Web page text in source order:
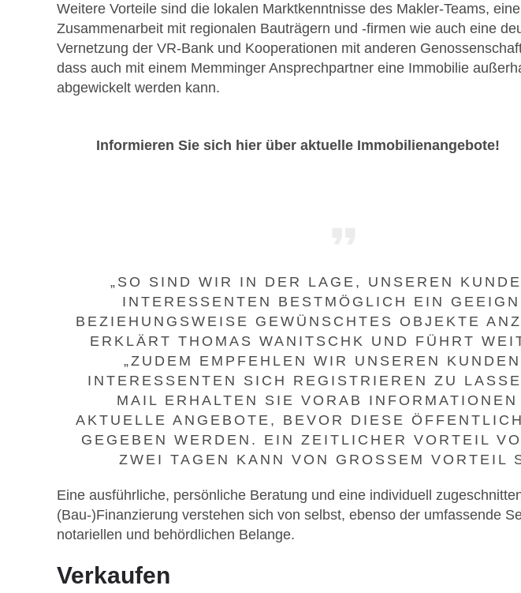
Weitere Vorteile sind die lokalen Marktkenntnisse des Makler-Teams,
Zusammenarbeit mit regionalen Bauträgern und -firmen wie auch eine
Vernetzung der VR-Bank und Kooperationen mit anderen
dass auch mit einem Memminger Ansprechpartner eine Immobilie
abgewickelt werden kann.
Informieren Sie sich hier über aktuelle Immobilienangebote!
„SO SIND WIR IN DER LAGE, UNSEREN
INTERESSENTEN BESTMÖGLICH EIN
BEZIEHUNGSWEISE GEWÜNSCHTES OBJEKTE
ERKLÄRT THOMAS WANITSCHK UND FÜHRT
„ZUDEM EMPFEHLEN WIR UNSEREN
INTERESSENTEN SICH REGISTRIEREN ZU
MAIL ERHALTEN SIE VORAB INFORMATIONEN
AKTUELLE ANGEBOTE, BEVOR DIESE
GEGEBEN WERDEN. EIN ZEITLICHER VORTEIL
ZWEI TAGEN KANN VON GROSSEM VORTEIL
Eine ausführliche, persönliche Beratung und eine individuell
(Bau-)Finanzierung verstehen sich von selbst, ebenso der umfassende
notariellen und behördlichen Belange.
Verkaufen